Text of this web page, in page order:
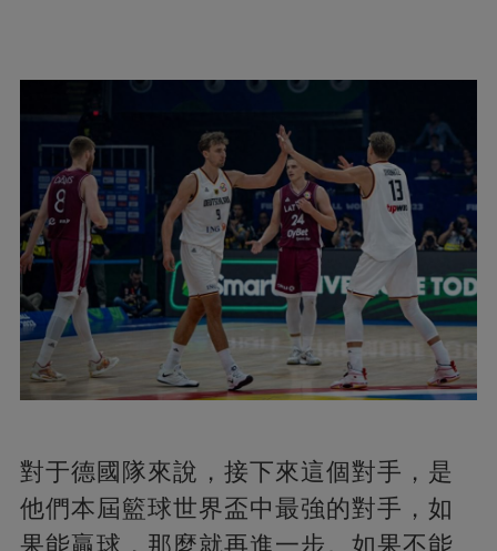
對于德國隊來說，接下來這個對手，是
他們本屆籃球世界盃中最強的對手，如
果能贏球，那麼就再進一步。如果不能